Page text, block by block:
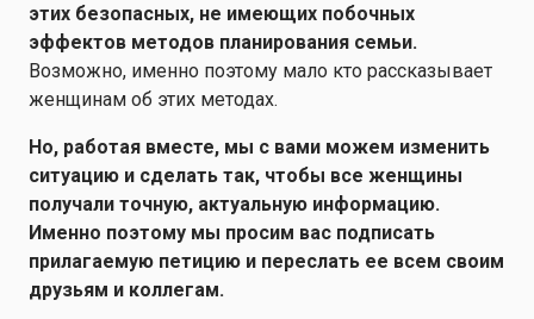
этих безопасных, не имеющих побочных
эффектов методов планирования семьи.
Возможно, именно поэтому мало кто рассказывает
женщинам об этих методах.
Но, работая вместе, мы с вами можем изменить
ситуацию и сделать так, чтобы все женщины
получали точную, актуальную информацию.
Именно поэтому мы просим вас подписать
прилагаемую петицию и переслать ее всем своим
друзьям и коллегам.